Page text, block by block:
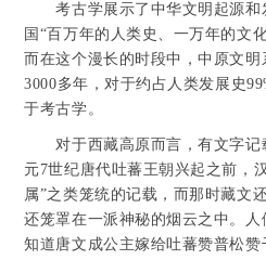
考古学展示了中华文明起源和
国“百万年的人类史、一万年的文
而在这个漫长的时段中，中原文
3000多年，对于约占人类发展史
于考古学。
对于西藏高原而言，有文字记
元7世纪唐代吐蕃王朝兴起之前，
属”之类笼统的记载，而那时藏文
还笼罩在一派神秘的烟云之中。
知道唐文成公主嫁给吐蕃赞普松